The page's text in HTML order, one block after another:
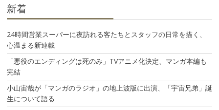
新着
24時間営業スーパーに夜訪れる客たちとスタッフの日常を描く、
心温まる新連載
「悪役のエンディングは死のみ」TVアニメ化決定、マンガ本編も
完結
小山宙哉が「マンガのラジオ」の地上波版に出演、「宇宙兄弟」誕
生について語る